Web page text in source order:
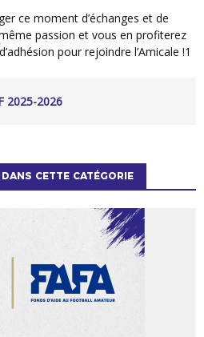
passion et vous en profiterez
pour rejoindre l’Amicale !1
2025-2026
CETTE CATÉGORIE